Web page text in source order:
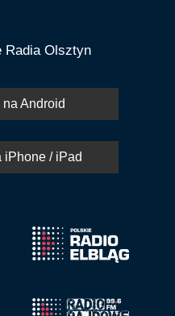
Radia Olsztyn
na Android
iPhone / iPad